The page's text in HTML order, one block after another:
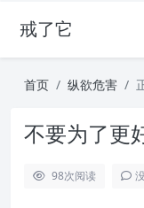
戒了它
首页 纵欲危害
不要为了更
98次阅读